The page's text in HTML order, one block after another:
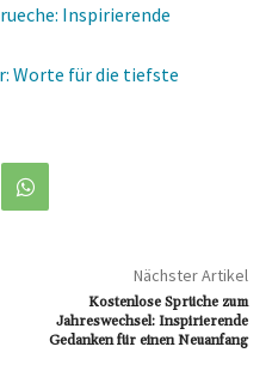
Inspirierende
Worte für die tiefste
Nächster Artikel
Kostenlose Sprüche zum
Jahreswechsel: Inspirierende
Gedanken für einen Neuanfang